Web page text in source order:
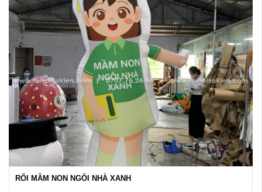
RỐI MẦM NON NGÔI NHÀ XANH